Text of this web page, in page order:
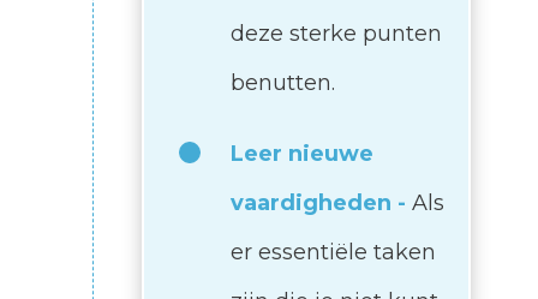
deze sterke punten
benutten.
Leer nieuwe
vaardigheden - Als
er essentiële taken